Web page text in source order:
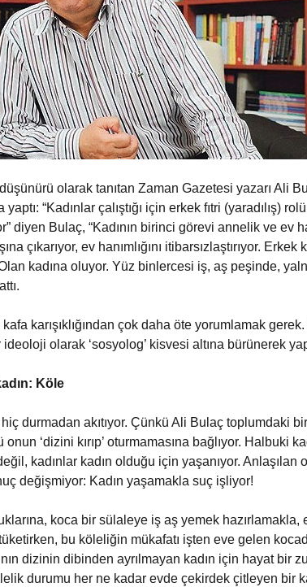
olarak tanıtan Zaman Gazetesi yazarı Ali
“Kadınlar çalıştığı için erkek fıtri (yaradılış)
diyen Bulaç, “Kadının birinci görevi annelik ve ev
çıkarıyor, ev hanımlığını itibarsızlaştırıyor. Erkek
kadına oluyor. Yüz binlercesi iş, aş peşinde,
karışıklığından çok daha öte yorumlamak
ideoloji olarak ‘sosyolog’ kisvesi altına bürünerek
Köle
durmadan akıtıyor. Çünkü Ali Bulaç toplumdaki
onun ‘dizini kırıp’ oturmamasına bağlıyor. Halbuki
kadınlar kadın olduğu için yaşanıyor. Anlaşılan
değişmiyor: Kadın yaşamakla suç işliyor!
koca bir sülaleye iş aş yemek hazırlamakla,
bu köleliğin mükafatı işten eve gelen
dizinin dibinden ayrılmayan kadın için hayat bir
durumu her ne kadar evde çekirdek çitleyen bir